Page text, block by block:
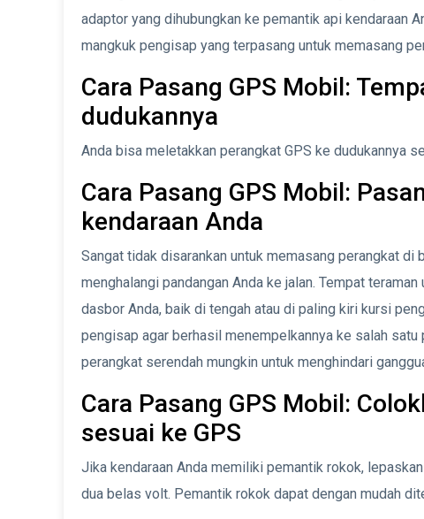
adaptor yang dihubungkan ke pemantik api kendaraan
mangkuk pengisap yang terpasang untuk memasang
Cara Pasang GPS Mobil:
dudukannya
Anda bisa meletakkan perangkat GPS ke dudukannya
Cara Pasang GPS Mobil:
kendaraan Anda
Sangat tidak disarankan untuk memasang perangkat di
menghalangi pandangan Anda ke jalan. Tempat
dasbor Anda, baik di tengah atau di paling kiri kursi
pengisap agar berhasil menempelkannya ke salah satu
perangkat serendah mungkin untuk menghindari
Cara Pasang GPS Mobil:
sesuai ke GPS
Jika kendaraan Anda memiliki pemantik rokok,
dua belas volt. Pemantik rokok dapat dengan mudah